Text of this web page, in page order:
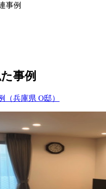
事例
事例
（兵庫県 O邸）